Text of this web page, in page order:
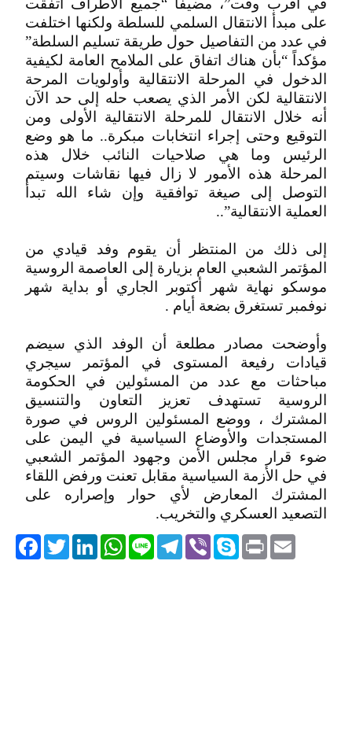
في أقرب وقت”، مضيفاً “جميع الأطراف اتفقت
على مبدأ الانتقال السلمي للسلطة ولكنها اختلفت
في عدد من التفاصيل حول طريقة تسليم السلطة”
مؤكداً “بأن هناك اتفاق على الملامح العامة لكيفية
الدخول في المرحلة الانتقالية وأولويات المرحة
الانتقالية لكن الأمر الذي يصعب حله إلى حد الآن
أنه خلال الانتقال للمرحلة الانتقالية الأولى ومن
التوقيع وحتى إجراء انتخابات مبكرة.. ما هو وضع
الرئيس وما هي صلاحيات النائب خلال هذه
المرحلة هذه الأمور لا زال فيها نقاشات وسيتم
التوصل إلى صيغة توافقية وإن شاء الله تبدأ
العملية الانتقالية”..
إلى ذلك من المنتظر أن يقوم وفد قيادي من
المؤتمر الشعبي العام بزيارة إلى العاصمة الروسية
موسكو نهاية شهر أكتوبر الجاري أو بداية شهر
نوفمبر تستغرق بضعة أيام .
وأوضحت مصادر مطلعة أن الوفد الذي سيضم
قيادات رفيعة المستوى في المؤتمر سيجري
مباحثات مع عدد من المسئولين في الحكومة
الروسية تستهدف تعزيز التعاون والتنسيق
المشترك ، ووضع المسئولين الروس في صورة
المستجدات والأوضاع السياسية في اليمن على
ضوء قرار مجلس الأمن وجهود المؤتمر الشعبي
في حل الأزمة السياسية مقابل تعنت ورفض اللقاء
المشترك المعارض لأي حوار وإصراره على
التصعيد العسكري والتخريب.
TwitterLinkedIn
WhatsApp Line
Telegram ViberSkype PrintEmail